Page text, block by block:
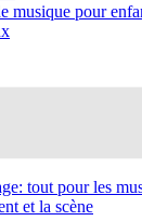
musique pour
tout pour les
et la scène